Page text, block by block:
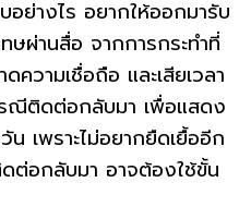
ย่างไร อยากให้ออกมารับ
ษผ่านสื่อ จากการกระทำที่
ความเชื่อถือ และเสียเวลา
ณีติดต่อกลับมา เพื่อแสดง
เพราะไม่อยากยืดเยื้ออีก
ต่อกลับมา อาจต้องใช้ขั้น